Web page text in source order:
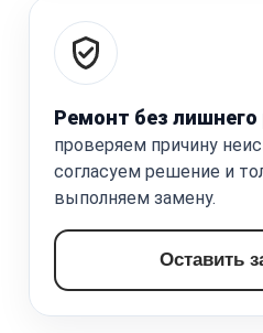
Ремонт без лишнего
проверяем причину
согласуем решение и
выполняем замену.
Оставить